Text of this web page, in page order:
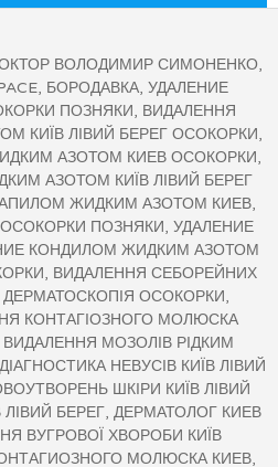
ВОЛОДИМИР СИМОНЕНКО,
БОРОДАВКА, УДАЛЕНИЕ
ПОЗНЯКИ, ВИДАЛЕННЯ
КИЇВ ЛІВИЙ БЕРЕГ ОСОКОРКИ,
АЗОТОМ КИЕВ ОСОКОРКИ,
АЗОТОМ КИЇВ ЛІВИЙ БЕРЕГ
ЖИДКИМ АЗОТОМ КИЕВ,
ПОЗНЯКИ, УДАЛЕНИЕ
КОНДИЛОМ ЖИДКИМ АЗОТОМ
ВИДАЛЕННЯ СЕБОРЕЙНИХ
ОСОКОРКИ,
КОНТАГІОЗНОГО МОЛЮСКА
МОЗОЛІВ РІДКИМ
НЕВУСІВ КИЇВ ЛІВИЙ
ШКІРИ КИЇВ ЛІВИЙ
БЕРЕГ, ДЕРМАТОЛОГ КИЕВ
ВУГРОВОЇ ХВОРОБИ КИЇВ
МОЛЮСКА КИЕВ,